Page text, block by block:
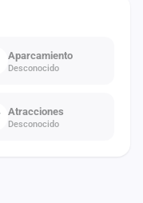
Aparcamiento
Desconocido
Atracciones
Desconocido